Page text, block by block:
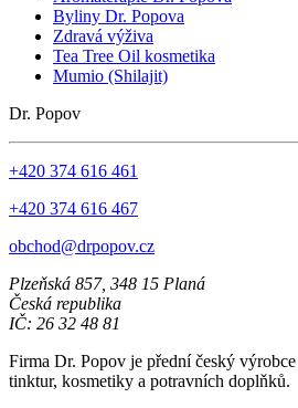
Byliny Dr. Popova
Zdravá výživa
Tea Tree Oil kosmetika
Mumio (Shilajit)
Dr. Popov
+420 374 616 461
+420 374 616 467
obchod@drpopov.cz
Plzeňská 857, 348 15 Planá
Česká republika
IČ: 26 32 48 81
Firma Dr. Popov je přední český
tinktur, kosmetiky a potravních doplňků.